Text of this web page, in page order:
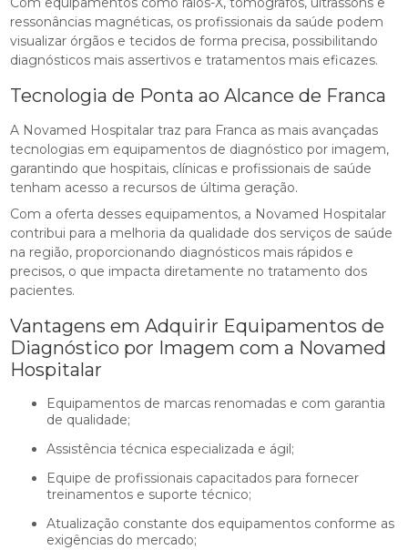
ressonâncias magnéticas, os profissionais da saúde podem
visualizar órgãos e tecidos de forma precisa, possibilitando
diagnósticos mais assertivos e tratamentos mais eficazes.
Tecnologia de Ponta ao Alcance de Franca
A Novamed Hospitalar traz para Franca as mais avançadas
tecnologias em equipamentos de diagnóstico por imagem,
garantindo que hospitais, clínicas e profissionais de saúde
tenham acesso a recursos de última geração.
Com a oferta desses equipamentos, a Novamed Hospitalar
contribui para a melhoria da qualidade dos serviços de saúde
na região, proporcionando diagnósticos mais rápidos e
precisos, o que impacta diretamente no tratamento dos
pacientes.
Vantagens em Adquirir Equipamentos de
Diagnóstico por Imagem com a Novamed
Hospitalar
Equipamentos de marcas renomadas e com garantia
de qualidade;
Assistência técnica especializada e ágil;
Equipe de profissionais capacitados para fornecer
treinamentos e suporte técnico;
Atualização constante dos equipamentos conforme as
exigências do mercado;